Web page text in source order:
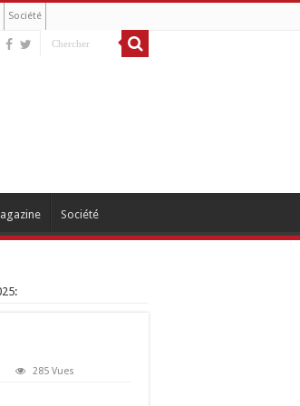
Société
Société
285 Vues